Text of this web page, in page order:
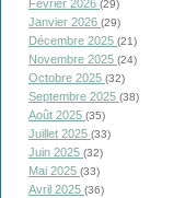
Février 2026 (29)
Janvier 2026 (29)
Décembre 2025 (21)
Novembre 2025 (24)
Octobre 2025 (32)
Septembre 2025 (38)
Août 2025 (35)
Juillet 2025 (33)
Juin 2025 (32)
Mai 2025 (33)
Avril 2025 (36)